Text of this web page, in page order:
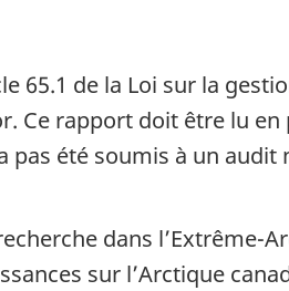
65.1 de la Loi sur la
Ce rapport doit être lu en
pas été soumis à un audit
dans l’Extrême-
sur l’Arctique